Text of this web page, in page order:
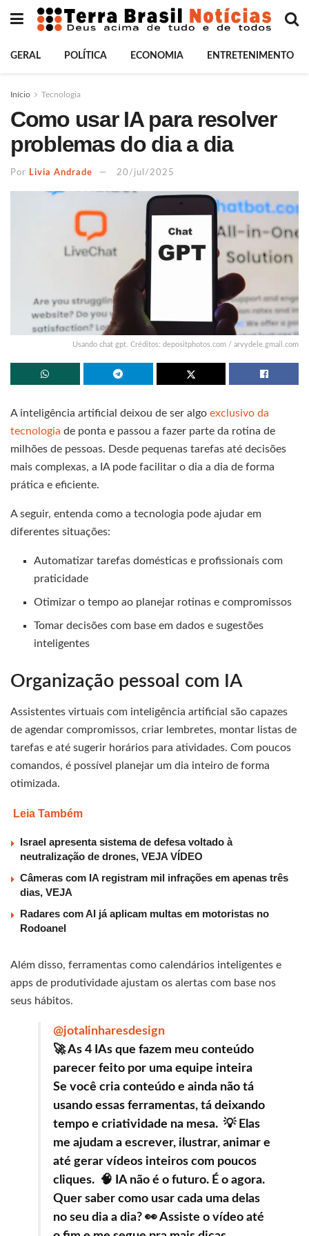
GERAL POLÍTICA ECONOMIA ENTRETENIMENTO
Início Tecnologia
Como usar IA para resolver
problemas do dia a dia
Por Livia Andrade 20/jul/2025
Usando chat gpt. Créditos: depositphotos.com / arvydele.gmail.com
A inteligência artificial deixou de ser algo exclusivo da
tecnologia de ponta e passou a fazer parte da rotina de
milhões de pessoas. Desde pequenas tarefas até decisões
mais complexas, a IA pode facilitar o dia a dia de forma
prática e eficiente.
A seguir, entenda como a tecnologia pode ajudar em
diferentes situações:
Automatizar tarefas domésticas e profissionais com
praticidade
Otimizar o tempo ao planejar rotinas e compromissos
Tomar decisões com base em dados e sugestões
inteligentes
Organização pessoal com IA
Assistentes virtuais com inteligência artificial são capazes
de agendar compromissos, criar lembretes, montar listas de
tarefas e até sugerir horários para atividades. Com poucos
comandos, é possível planejar um dia inteiro de forma
otimizada.
Leia Também
Israel apresenta sistema de defesa voltado à
neutralização de drones, VEJA VÍDEO
Câmeras com IA registram mil infrações em apenas três
dias, VEJA
Radares com AI já aplicam multas em motoristas no
Rodoanel
Além disso, ferramentas como calendários inteligentes e
apps de produtividade ajustam os alertas com base nos
seus hábitos.
@jotalinharesdesign
🚀 As 4 IAs que fazem meu conteúdo
parecer feito por uma equipe inteira ⁠
Se você cria conteúdo e ainda não tá
usando essas ferramentas, tá deixando
tempo e criatividade na mesa. ⁠ 💡 Elas
me ajudam a escrever, ilustrar, animar e
até gerar vídeos inteiros com poucos
cliques. ⁠ 🧠 IA não é o futuro. É o agora. ⁠
Quer saber como usar cada uma delas
no seu dia a dia? 👀 Assiste o vídeo até